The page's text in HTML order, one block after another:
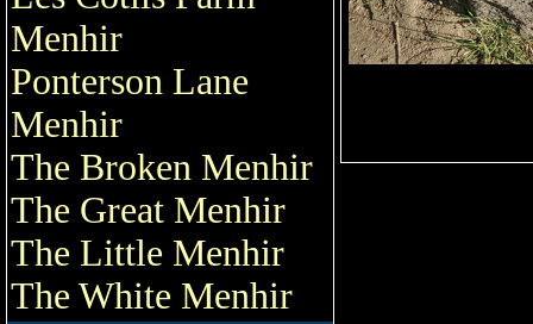
Menhir
Ponterson Lane
Menhir
The Broken Menhir
The Great Menhir
The Little Menhir
The White Menhir